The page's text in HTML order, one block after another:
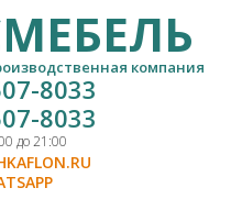
компания
8033
8033
до 21:00